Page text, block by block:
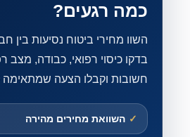
כמה רגעים?
השוו מחירי ביטוח נסיעות בין
בדקו כיסוי רפואי, כבודה, מצב
חשובות וקבלו הצעה שמתאימה
✓ השוואת מחירים מהירה